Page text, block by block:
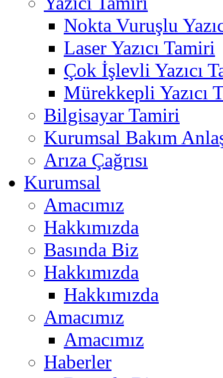
Nokta Vuruşlu
Laser Yazıcı Tamiri
Çok İşlevli Yazıcı
Mürekkepli Yazıcı
Bilgisayar Tamiri
Kurumsal Bakım
Arıza Çağrısı
Kurumsal
Amacımız
Hakkımızda
Basında Biz
Hakkımızda
Hakkımızda
Amacımız
Amacımız
Haberler